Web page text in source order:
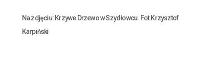
Na zdjęciu: Krzywe Drzewo w Szydłowcu. Fot.Krzysztof
Karpiński